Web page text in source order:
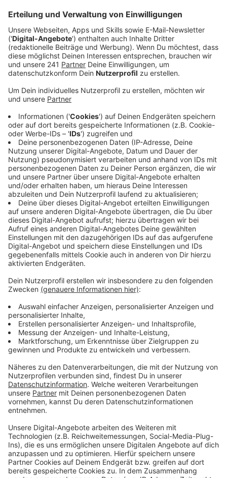
Veröffentlicht: Montag, 12.05.2025 06:54
Anzeige
Nach dem letzten Heimspiel von Bayer 04 steht ab
heute (12.05.) eine große Baustelle vor dem Stadion
an. Die Bismarckstraße ist im Bereich unter der
Energieversorgung Leverkusen Leitungen
austauschen. Wer zur BayArena oder zur Ostermann-
Arena möchte, muss also erstmal aus Richtung
Manfort anfahren. Die Umleitung führt über
Rathenaustraße und Europaring.
Anzeige
Umleitungen während der Bauarbeiten
Anzeige
Die Sperrung betrifft nicht nur Autos, auch Fußgänger
und Radfahrer können dort in den kommenden Wochen
nicht lang und werden ebenfalls umgeleitet. Das gilt
natürlich auch für die Busse der wupsi. Deshalb wird
die Straße Am Stadtpark während der
Baustellenphase zur Einbahnstraße in Fahrtrichtung
Bismarckstraße.Alle Infos zu Haltestellenausfällen
findet ihr hier
Anzeige
Weitere Meldungen aus Leverkusen
Anzeige
Aktionen zum Internationalen Tag der Pflege in